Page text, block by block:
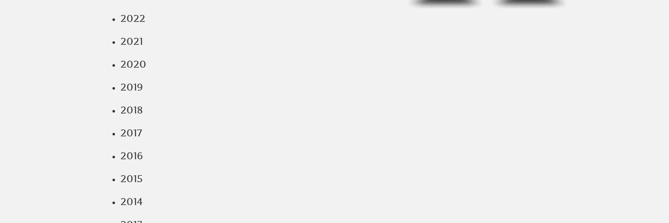
2022
2021
2020
2019
2018
2017
2016
2015
2014